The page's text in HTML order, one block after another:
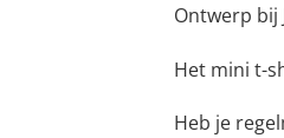
Ontwerp bij
Het mini t-
Heb je